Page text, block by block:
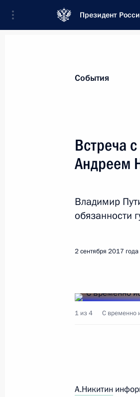
Президент
31 мая 2018 года,
События
Встреча
Андреем
Владимир
обязанности
2 сентября 2017 года
1 из 4 С временно
А.Никитин